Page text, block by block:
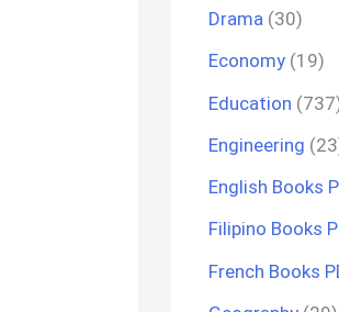
Drama (30)
Economy (19)
Education
Engineering
English Books
Filipino Books
French Books